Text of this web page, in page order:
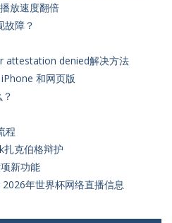
放速度翻倍
故障？
attestation denied解决方法
和网页版
程
克伯格辩护
新功能
年世界杯网络直播信息